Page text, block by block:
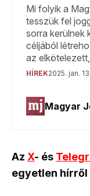
Az X- és
egyetlen hírről